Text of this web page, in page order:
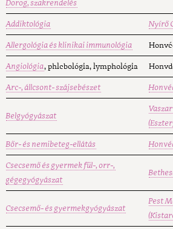
Dorog, szakrendelés
Addiktológia Nyírő
Allergológia és klinikai immunológia
Angiológia, phlebológia, lymphológia
Arc-, állcsont- szájsebészet
Belgyógyászat
Bőr- és nemibeteg-ellátás
Csecsemő és gyermek fül-, orr-,
gégegyógyászat
Csecsemő- és gyermekgyógyászat
Pest